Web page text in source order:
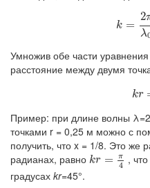
k =
2
λ
(2.15) k=
Умножив обе части
расстояние между двумя
kr
Пример: при длине волны
точками r = 0,25 м можно с
получить, что x = 1/8. Это же
радианах, равно kr = π
4
kr= π4
,
градусах kr=45°.